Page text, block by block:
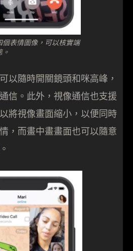
個表情圖像，可以核實端
以隨時開關鏡頭和咪高峰，
信。此外，視像通信也支援
將視像畫面縮小，以便同時
，而畫中畫畫面也可以隨意